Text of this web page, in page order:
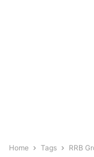
Home Tags RRB